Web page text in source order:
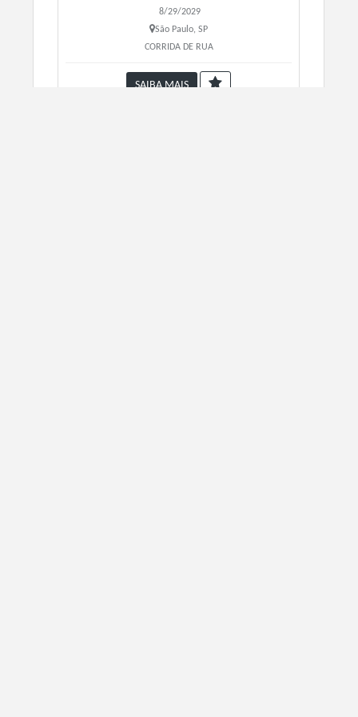
8/29/2029
São Paulo, SP
CORRIDA DE RUA
SAIBA MAIS